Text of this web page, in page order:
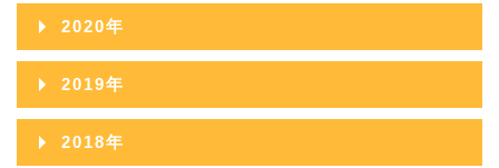
2026年02月
2026年01月
2025年07月
2025年06月
2025年05月
2024年08月
2024年07月
2024年06月
2023年09月
2023年08月
2023年07月
2022年11月
2022年10月
2022年09月
2022年08月
2021年12月
2021年11月
2021年10月
2021年09月
2020年
2020年12月
2020年11月
2019年
2019年12月
2018年